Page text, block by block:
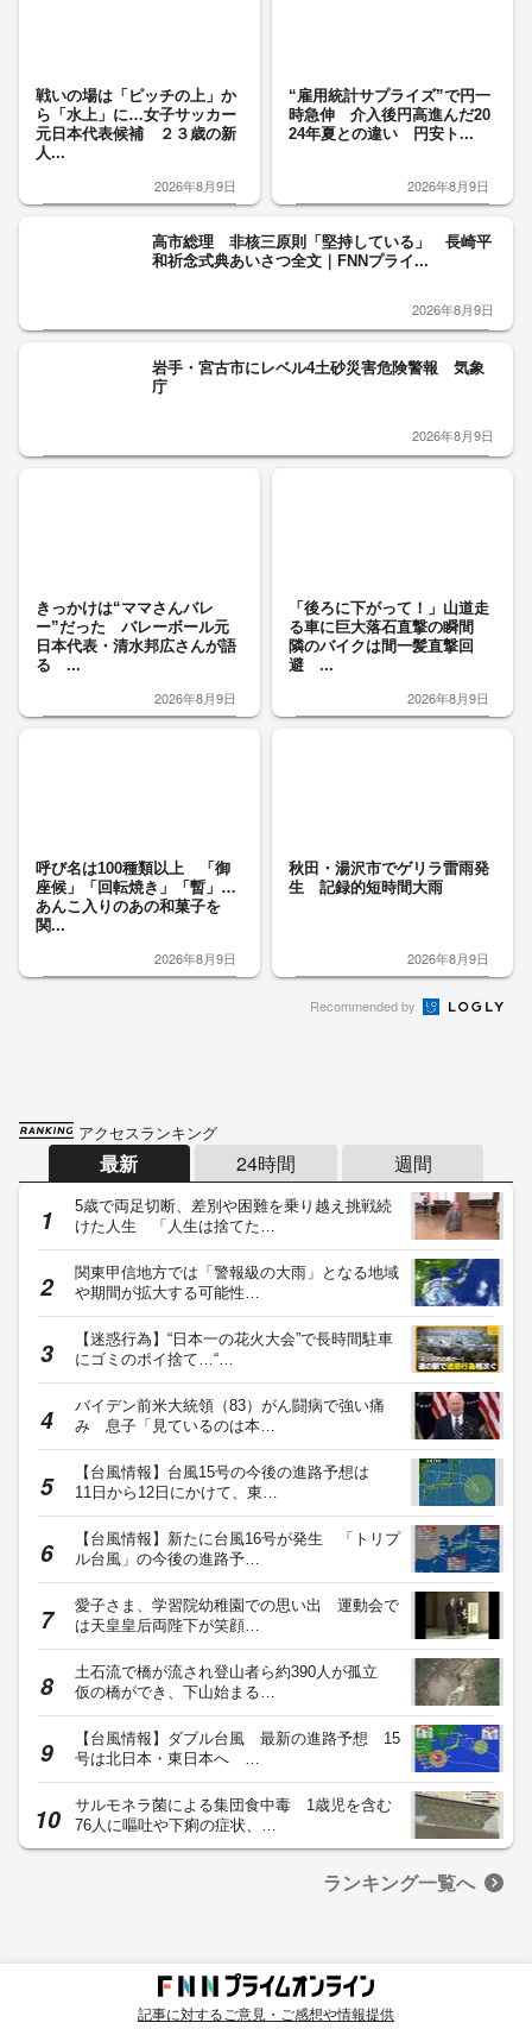
戦いの場は「ピッチの上」か
ら「水上」に…女子サッカー
元日本代表候補 ２３歳の新
人...
2026年8月9日
“雇用統計サプライズ”で円一
時急伸 介入後円高進んだ20
24年夏との違い 円安ト...
2026年8月9日
高市総理 非核三原則「堅持している」 長崎平
和祈念式典あいさつ全文｜FNNプライ...
2026年8月9日
岩手・宮古市にレベル4土砂災害危険警報 気象
庁
2026年8月9日
きっかけは“ママさんバレ
ー”だった バレーボール元
日本代表・清水邦広さんが語
る ...
2026年8月9日
「後ろに下がって！」山道走
る車に巨大落石直撃の瞬間
隣のバイクは間一髪直撃回
避 ...
2026年8月9日
呼び名は100種類以上 「御
座候」「回転焼き」「暫」…
あんこ入りのあの和菓子を
関...
2026年8月9日
秋田・湯沢市でゲリラ雷雨発
生 記録的短時間大雨
2026年8月9日
Recommended by
アクセスランキング
最新 24時間 週間
5歳で両足切断、差別や困難を乗り越え挑戦続
けた人生 「人生は捨てた…
関東甲信地方では「警報級の大雨」となる地域
や期間が拡大する可能性…
【迷惑行為】“日本一の花火大会”で長時間駐車
にゴミのポイ捨て…“…
バイデン前米大統領（83）がん闘病で強い痛
み 息子「見ているのは本…
【台風情報】台風15号の今後の進路予想は
11日から12日にかけて、東…
【台風情報】新たに台風16号が発生 「トリプ
ル台風」の今後の進路予…
愛子さま、学習院幼稚園での思い出 運動会で
は天皇皇后両陛下が笑顔…
土石流で橋が流され登山者ら約390人が孤立
仮の橋ができ、下山始まる…
【台風情報】ダブル台風 最新の進路予想 15
号は北日本・東日本へ …
サルモネラ菌による集団食中毒 1歳児を含む
76人に嘔吐や下痢の症状、…
ランキング一覧へ
記事に対するご意見・ご感想や情報提供